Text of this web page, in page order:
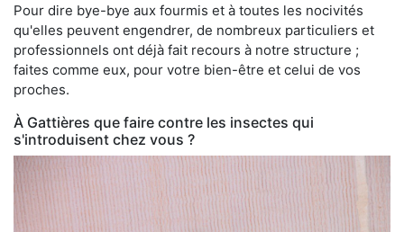
Pour dire bye-bye aux fourmis et à toutes les nocivités
qu'elles peuvent engendrer, de nombreux particuliers et
professionnels ont déjà fait recours à notre structure ;
faites comme eux, pour votre bien-être et celui de vos
proches.
À Gattières que faire contre les insectes qui
s'introduisent chez vous ?